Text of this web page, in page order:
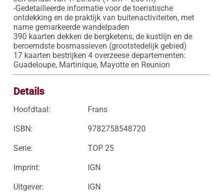
-Gedetailleerde informatie voor de toeristische
ontdekking en de praktijk van buitenactiviteiten, met
name gemarkeerde wandelpaden
390 kaarten dekken de bergketens, de kustlijn en de
beroemdste bosmassieven (grootstedelijk gebied)
17 kaarten bestrijken 4 overzeese departementen:
Guadeloupe, Martinique, Mayotte en Reunion
Details
Hoofdtaal: Frans
ISBN: 9782758548720
Serie: TOP 25
Imprint: IGN
Uitgever: IGN